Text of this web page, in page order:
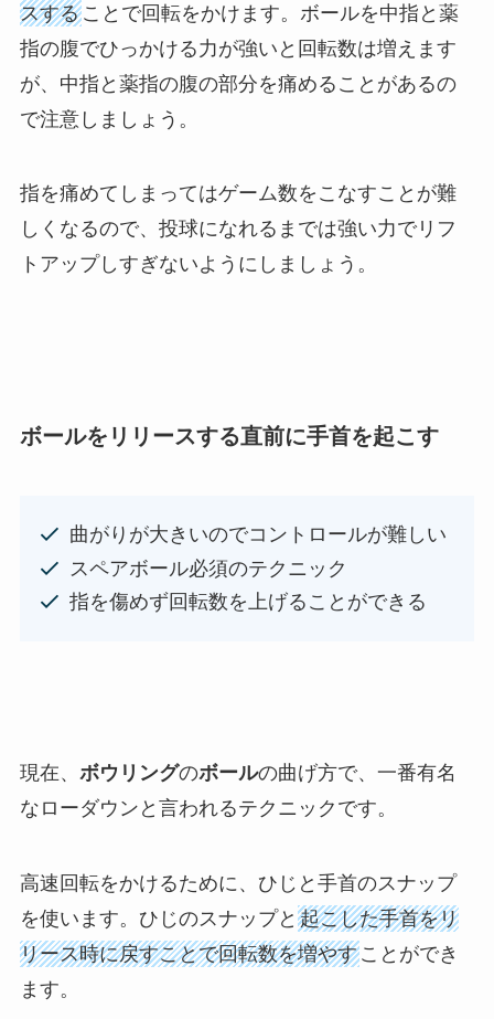
スすることで回転をかけます。ボールを中指と薬
指の腹でひっかける力が強いと回転数は増えます
が、中指と薬指の腹の部分を痛めることがあるの
で注意しましょう。
指を痛めてしまってはゲーム数をこなすことが難
しくなるので、投球になれるまでは強い力でリフ
トアップしすぎないようにしましょう。
ボールをリリースする直前に手首を起こす
曲がりが大きいのでコントロールが難しい
スペアボール必須のテクニック
指を傷めず回転数を上げることができる
現在、 ボウリングのボールの曲げ方で、一番有名
なローダウンと言われるテクニックです。
高速回転をかけるために、ひじと手首のスナップ
を使います。ひじのスナップと 起こした手首をリ
リース時に戻すことで回転数を増やすことができ
ます。